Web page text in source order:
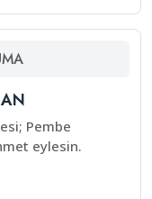
Pembe
eylesin.